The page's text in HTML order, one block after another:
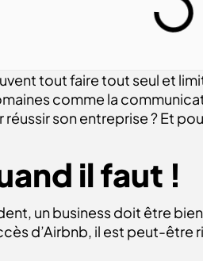
tout faire tout seul et
comme la
son entreprise ? Et
il faut !
un business doit être
d’Airbnb, il est peut-